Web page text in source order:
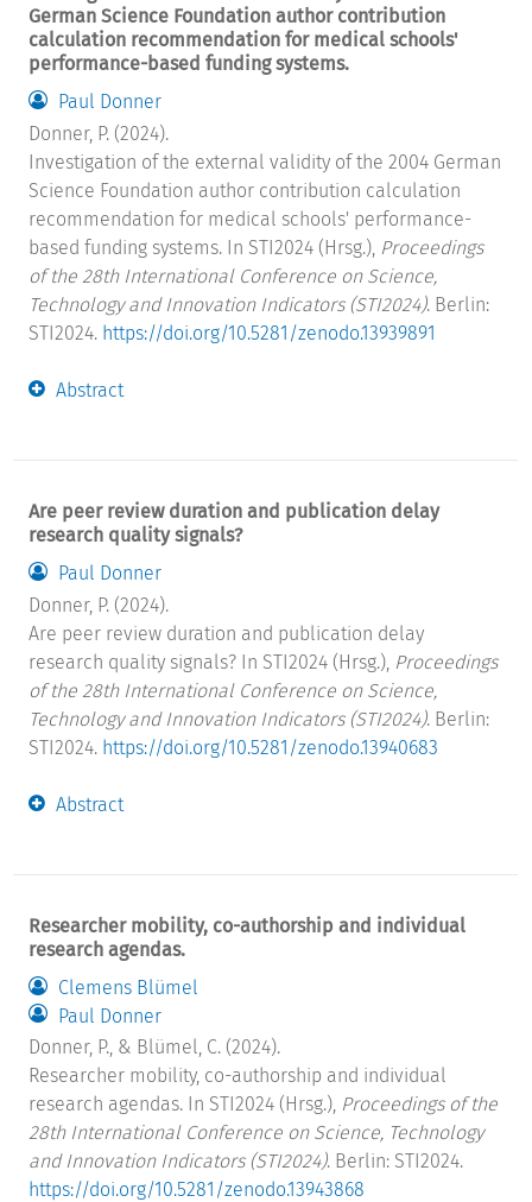
German Science Foundation author contribution
calculation recommendation for medical schools'
performance-based funding systems.
Paul Donner
Donner, P. (2024).
Investigation of the external validity of the 2004 German
Science Foundation author contribution calculation
recommendation for medical schools' performance-
based funding systems. In STI2024 (Hrsg.), Proceedings
of the 28th International Conference on Science,
Technology and Innovation Indicators (STI2024). Berlin:
STI2024. https://doi.org/10.5281/zenodo.13939891
Abstract
Are peer review duration and publication delay
research quality signals?
Paul Donner
Donner, P. (2024).
Are peer review duration and publication delay
research quality signals? In STI2024 (Hrsg.), Proceedings
of the 28th International Conference on Science,
Technology and Innovation Indicators (STI2024). Berlin:
STI2024. https://doi.org/10.5281/zenodo.13940683
Abstract
Researcher mobility, co-authorship and individual
research agendas.
Clemens Blümel
Paul Donner
Donner, P., & Blümel, C. (2024).
Researcher mobility, co-authorship and individual
research agendas. In STI2024 (Hrsg.), Proceedings of the
28th International Conference on Science, Technology
and Innovation Indicators (STI2024). Berlin: STI2024.
https://doi.org/10.5281/zenodo.13943868